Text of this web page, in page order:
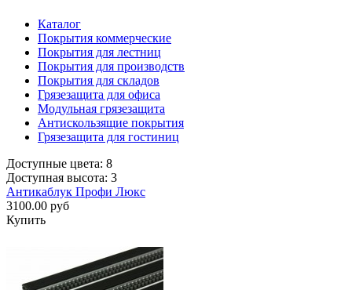
Каталог
Покрытия коммерческие
Покрытия для лестниц
Покрытия для производств
Покрытия для складов
Грязезащита для офиса
Модульная грязезащита
Антискользящие покрытия
Грязезащита для гостиниц
Доступные цвета: 8
Доступная высота: 3
Антикаблук Профи Люкс
3100.00 руб
Купить